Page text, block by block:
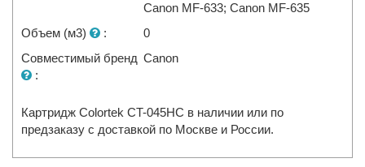
Canon MF-633; Canon MF-635
Объем (м3)
:
0
Совместимый бренд
:
Canon
Картридж Colortek CT-045HC в наличии или по
предзаказу с доставкой по Москве и России.